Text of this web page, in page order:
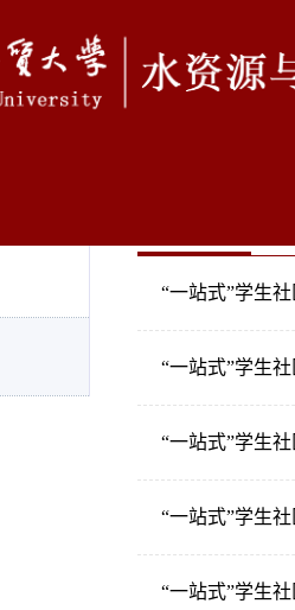
“一站式”学生
“一站式”学生
“一站式”学生
“一站式”学生
“一站式”学生